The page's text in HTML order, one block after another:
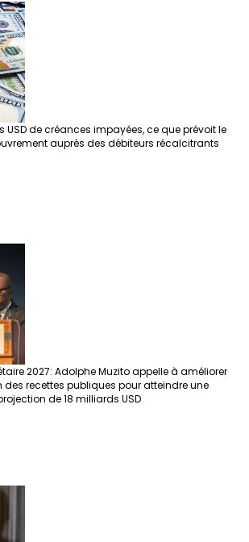
USD de créances impayées, ce que prévoit le
auprès des débiteurs récalcitrants
2027: Adolphe Muzito appelle à améliorer
recettes publiques pour atteindre une
de 18 milliards USD